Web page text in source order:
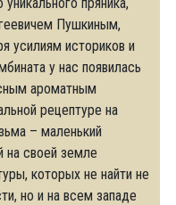
Пушкиным,
усилиям историков и
у нас появилась
ароматным
рецептуре на
– маленький
на своей земле
которых не найти не
но и на всем западе